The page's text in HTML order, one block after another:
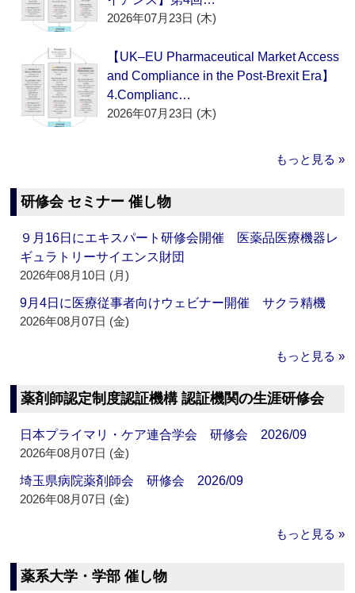
2026年07月23日 (木)
【UK–EU Pharmaceutical Market Access
and Compliance in the Post-Brexit Era】
4.Complianc…
2026年07月23日 (木)
もっと見る »
研修会 セミナー 催し物
９月16日にエキスパート研修会開催 医薬品医療機器レ
ギュラトリーサイエンス財団
2026年08月10日 (月)
9月4日に医療従事者向けウェビナー開催 サクラ精機
2026年08月07日 (金)
もっと見る »
薬剤師認定制度認証機構 認証機関の生涯研修会
日本プライマリ・ケア連合学会 研修会 2026/09
2026年08月07日 (金)
埼玉県病院薬剤師会 研修会 2026/09
2026年08月07日 (金)
もっと見る »
薬系大学・学部 催し物